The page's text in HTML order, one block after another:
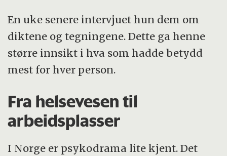
En uke senere intervjuet hun dem om
diktene og tegningene. Dette ga henne
større innsikt i hva som hadde betydd
mest for hver person.
Fra helsevesen til
arbeidsplasser
I Norge er psykodrama lite kjent. Det